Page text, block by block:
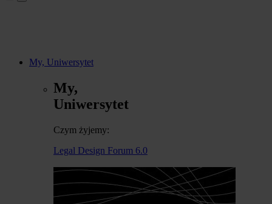
My, Uniwersytet
My,
Uniwersytet
Czym żyjemy:
Legal Design Forum 6.0